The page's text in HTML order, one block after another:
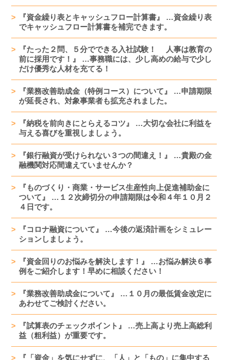
『資金繰り表とキャッシュフロー計算書』 …資金繰り表
でキャッシュフロー計算書を補完できます。
『たった２問、５分でできる入社試験！ 人事は教育の
前に採用です！』 …事務職には、少し高めの給与で少し
だけ優秀な人材を充てる！
『業務改善助成金（特例コース）について』 …申請期限
が延長され、対象事業者も拡充されました。
『納税を前向きにとらえるコツ』 …大切な会社に利益を
与える喜びを重視しましょう。
『銀行融資が受けられない３つの間違え！』 …貴殿の金
融機関対応間違えていませんか？
『ものづくり・商業・サービス生産性向上促進補助金に
ついて』 …１２次締切分の申請期限は令和４年１０月２
４日です。
『コロナ融資について』 …今後の返済計画をシミュレー
ションしましょう。
『資金回りのお悩みを解決します！』 …お悩み解決６事
例をご紹介します！早めに相談ください！
『業務改善助成金について』 …１０月の最低賃金改定に
あわせてご検討ください。
『試算表のチェックポイント』 …売上高より売上高総利
益（粗利益）が重要です。
『「資金」を気にせずに、「人」と「もの」に集中する